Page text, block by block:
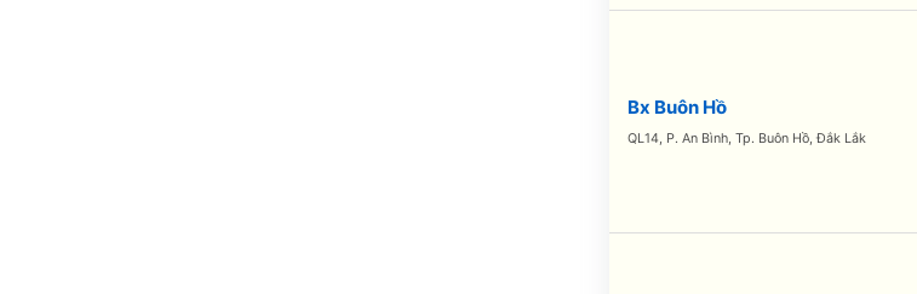
Bx Buôn Hồ
QL14, P. An Bình, Tp. Buôn Hồ, Đắk Lắk